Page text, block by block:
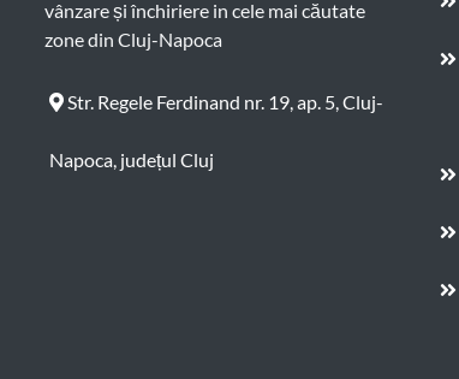
vânzare și închiriere in cele mai căutate
zone din Cluj-Napoca
Str. Regele Ferdinand nr. 19, ap. 5, Cluj-
Napoca, județul Cluj